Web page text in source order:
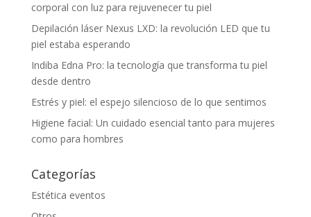
corporal con luz para rejuvenecer tu piel
Depilación láser Nexus LXD: la revolución LED que tu
piel estaba esperando
Indiba Edna Pro: la tecnología que transforma tu piel
desde dentro
Estrés y piel: el espejo silencioso de lo que sentimos
Higiene facial: Un cuidado esencial tanto para mujeres
como para hombres
Categorías
Estética eventos